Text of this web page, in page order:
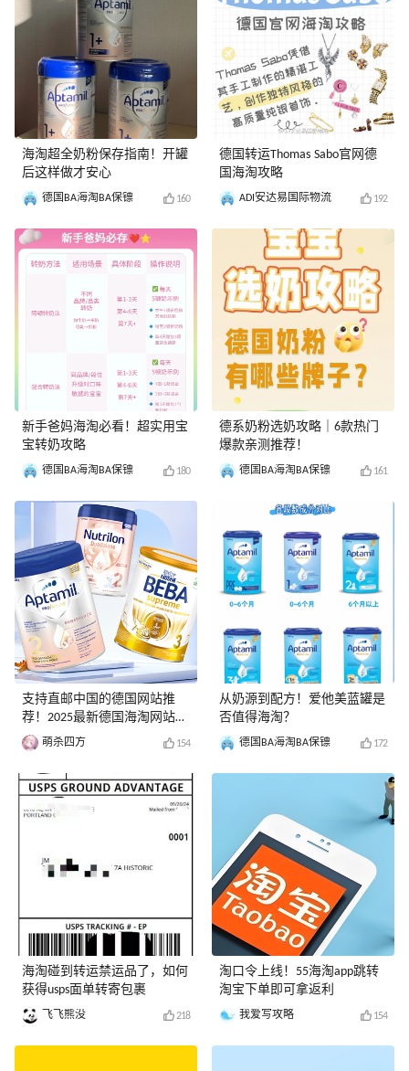
海淘超全奶粉保存指南️！开罐
后这样做才安心
德国BA海淘BA保镖 160
新手爸妈海淘必看！超实用宝
宝转奶攻略
德国BA海淘BA保镖 180
支持直邮中国的德国网站推
荐！2025最新德国海淘网站汇
总
萌杀四方 154
海淘碰到转运禁运品了，如何
获得usps面单转寄包裹
飞飞熊没 218
德国转运Thomas Sabo官网德
国海淘攻略
ADI安达易国际物流 192
德系奶粉选奶攻略｜6款热门
爆款亲测推荐！
德国BA海淘BA保镖 161
从奶源到配方！爱他美蓝罐是
否值得海淘？
德国BA海淘BA保镖 172
淘口令上线！55海淘app跳转
淘宝下单即可拿返利
我爱写攻略 154